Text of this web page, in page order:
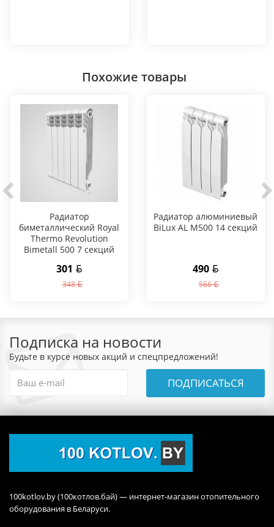
Похожие товары
Радиатор
биметаллический Royal
Thermo Revolution
Bimetall 500 7 секций
301
348
Радиатор алюминиевый
BiLux AL M500 14 секций
490
566
Подписка на новости
Будьте в курсе новых акций и спецпредложений!
ПОДПИСАТЬСЯ
100kotlov.by (100котлов.бай) — интернет-магазин отопительного
оборудования в Беларуси.